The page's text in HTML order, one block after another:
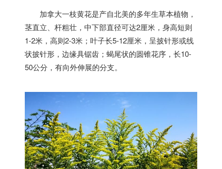
加拿大一枝黄花是产自北美的多年生草本植物，
茎直立、杆粗壮，中下部直径可达2厘米，身高短则
1-2米，高则2-3米；叶子长5-12厘米，呈披针形或线
状披针形，边缘具锯齿；蝎尾状的圆锥花序，长10-
50公分，有向外伸展的分支。